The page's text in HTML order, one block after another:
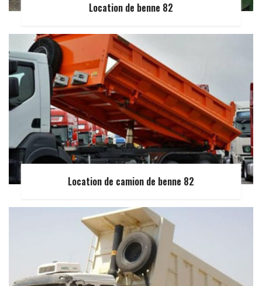
Location de benne 82
Location de camion de benne 82